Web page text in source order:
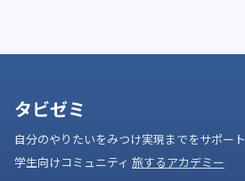
タビゼミ
自分のやりたいをみつけ実現までをサポート
学生向けコミュニティ 旅するアカデミー